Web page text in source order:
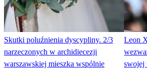
Skutki poluźnienia dyscypliny. 2/3
narzeczonych w archidiecezji
warszawskiej mieszka wspólnie
Leon
swojej